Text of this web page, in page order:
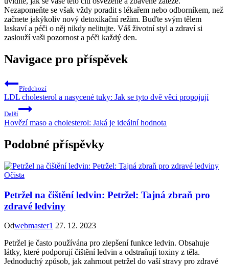
Nezapomeňte se však vždy poradit s lékařem nebo odborníkem, než
začnete jakýkoliv nový detoxikační režim. Buďte svým tělem
laskaví a péči o něj nikdy nelitujte. Váš životní styl a zdraví si
zaslouží vaši pozornost a péči každý den.
Navigace pro příspěvek
Předchozí
LDL cholesterol a nasycené tuky: Jak se tyto dvě věci propojují
Další
Hovězí maso a cholesterol: Jaká je ideální hodnota
Podobné příspěvky
Očista
Petržel na čištění ledvin: Petržel: Tajná zbraň pro
zdravé ledviny
Odwebmaster1 27. 12. 2023
Petržel je často používána pro zlepšení funkce ledvin. Obsahuje
látky, které podporují čištění ledvin a odstraňují toxiny z těla.
Jednoduchý způsob, jak zahrnout petržel do vaší stravy pro zdravé